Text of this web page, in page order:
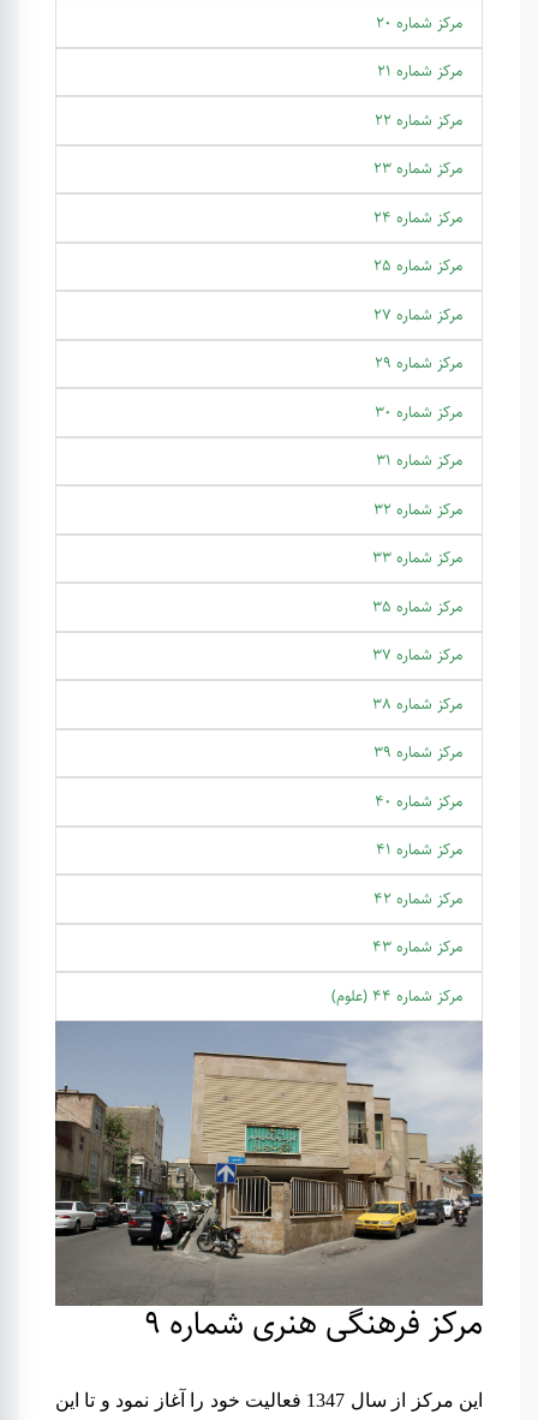
مرکز شماره 20
مرکز شماره 21
مرکز شماره 22
مرکز شماره 23
مرکز شماره 24
مرکز شماره 25
مرکز شماره 27
مرکز شماره 29
مرکز شماره 30
مرکز شماره 31
مرکز شماره 32
مرکز شماره 33
مرکز شماره 35
مرکز شماره 37
مرکز شماره 38
مرکز شماره 39
مرکز شماره 40
مرکز شماره 41
مرکز شماره 42
مرکز شماره 43
مرکز شماره 44 (علوم)
مرکز فرهنگی هنری شماره 9
این مرکز از سال 1347 فعالیت خود را آغاز نمود و تا این